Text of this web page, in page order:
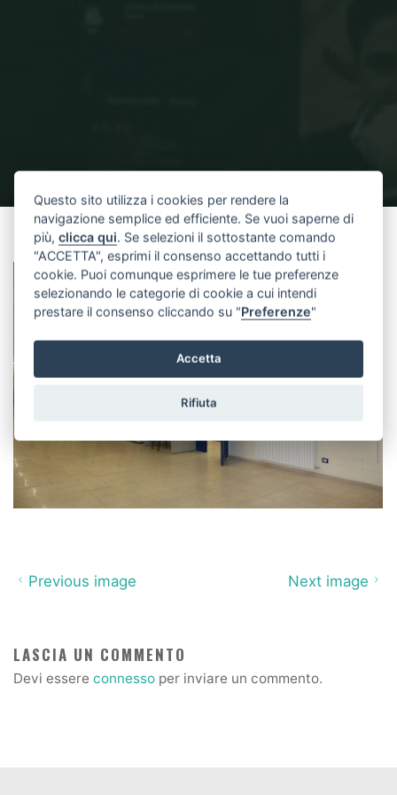
HomeIMG_3884 IMG_3884
Previous image Next image
LASCIA UN COMMENTO
Devi essereconnesso per inviare un commento.
Questo sito utilizza i cookies per rendere la
navigazione semplice ed efficiente. Se vuoi saperne di
più,clicca qui. Se selezioni il sottostante comando
"ACCETTA", esprimi il consenso accettando tutti i
cookie. Puoi comunque esprimere le tue preferenze
selezionando le categorie di cookie a cui intendi
prestare il consenso cliccando su "Preferenze"
Accetta
Rifiuta